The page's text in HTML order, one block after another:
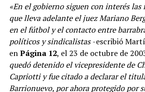
«En el gobierno siguen con interés las
que lleva adelante el juez Mariano
en el fútbol y el contacto entre
políticos y sindicalistas-escribió
enPágina 12, el 23 de octubre de
quedó detenido el vicepresidente de
Capriotti y fue citado a declarar el
Barrionuevo, por ahora protegido por